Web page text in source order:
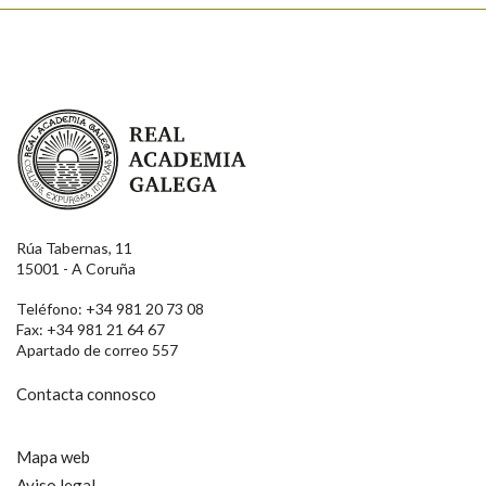
Real Academia Galega
Rúa Tabernas, 11
15001 - A Coruña
Teléfono: +34 981 20 73 08
Fax: +34 981 21 64 67
Apartado de correo 557
Contacta connosco
Mapa web